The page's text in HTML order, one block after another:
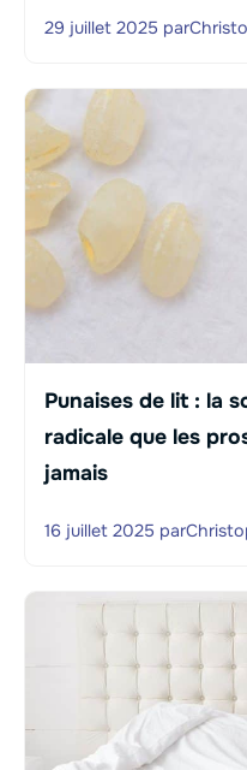
29 juillet 2025 par
Punaises de lit : la
radicale que les
jamais
16 juillet 2025 par